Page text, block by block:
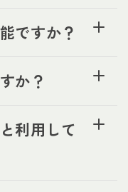
ですか？
か？
利用して